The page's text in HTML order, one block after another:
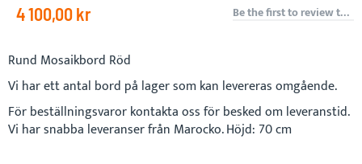
4 100,00 kr Be the first to review this product
Rund Mosaikbord Röd
Vi har ett antal bord på lager som kan levereras omgående.
För beställningsvaror kontakta oss för besked om leveranstid.
Vi har snabba leveranser från Marocko.Höjd: 70 cm